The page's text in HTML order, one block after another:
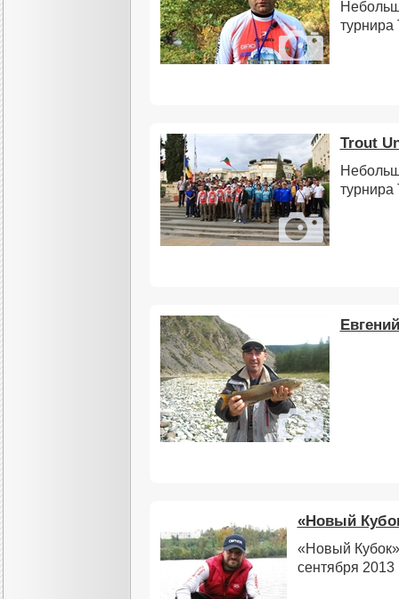
турнира
Trout
турнира
«Новый
«Новый
сентября 2013